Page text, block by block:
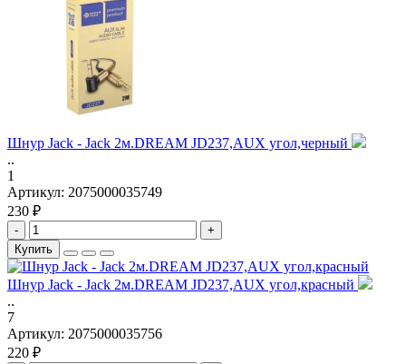
Шнур Jack - Jack 2м.DREAM JD237,AUX угол,черный
..
1
Артикул: 2075000035749
230 ₽
-
+
Купить
Шнур Jack - Jack 2м.DREAM JD237,AUX угол,красный
..
7
Артикул: 2075000035756
220 ₽